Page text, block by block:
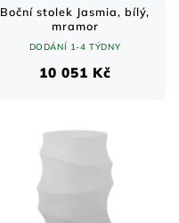
Boční stolek Jasmia, bílý,
mramor
DODÁNÍ 1-4 TÝDNY
10 051 Kč